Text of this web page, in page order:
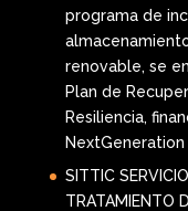
programa de
renovable, se
Plan de
Resiliencia,
NextGeneration
SITTIC
TRATAMIENTO